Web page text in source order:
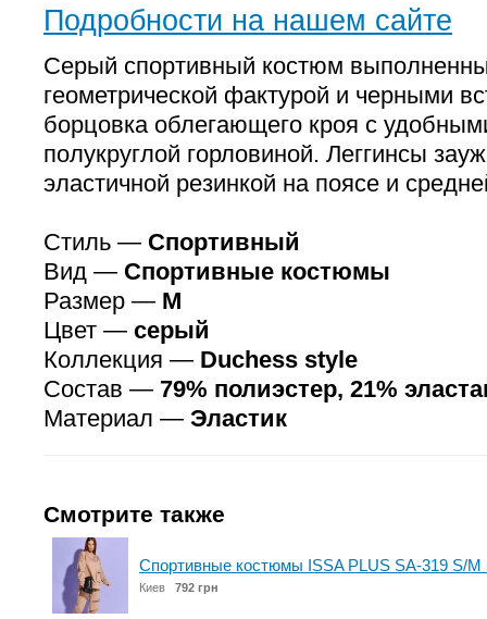
Подробности на нашем сайте
Серый спортивный костюм
геометрической фактурой и черными
борцовка облегающего кроя с
полукруглой горловиной. Леггинсы
эластичной резинкой на поясе и
Стиль — Спортивный
Вид — Спортивные костюмы
Размер — M
Цвет — серый
Коллекция — Duchess style
Состав — 79% полиэстер, 21%
Материал — Эластик
Смотрите также
Спортивные костюмы ISSA PLUS SA-319 S/
Киев 792 грн